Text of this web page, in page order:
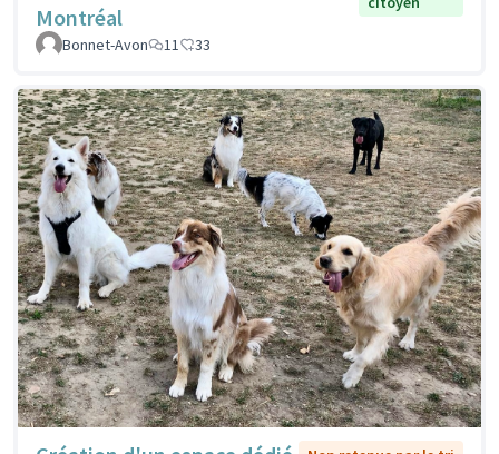
Montréal
Bonnet-Avon 11 33